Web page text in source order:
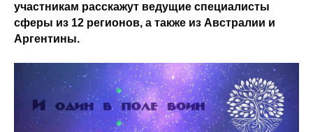
участникам расскажут ведущие специалисты
сферы из 12 регионов, а также из Австралии и
Аргентины.